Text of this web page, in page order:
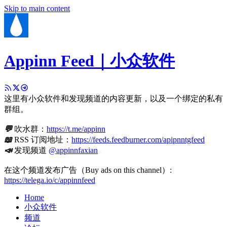
Skip to main content
Appinn Feed｜小众软件
这里有小众软件和发现频道的内容更新，以及一个绑定的私有
群组。
💬吹水群： https://t.me/appinn
📖RSS 订阅地址： https://feeds.feedburner.com/apipnntgfeed
📣发现频道 @appinnfaxian
在这个频道发布广告（Buy ads on this channel）:
https://telega.io/c/appinnfeed
Home
小众软件
频道